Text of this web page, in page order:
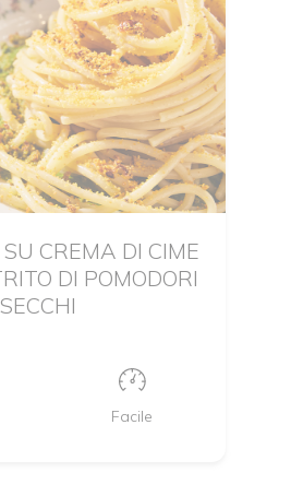
CREMA DI CIME
DI POMODORI
SECCHI
Facile